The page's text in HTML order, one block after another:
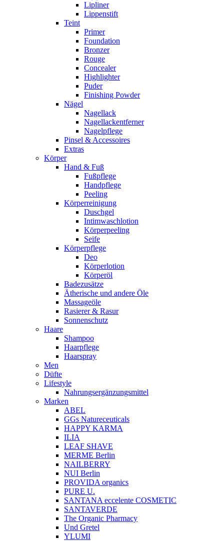
Lipliner
Lippenstift
Teint
Primer
Foundation
Bronzer
Rouge
Concealer
Highlighter
Puder
Finishing Powder
Nägel
Nagellack
Nagellackentferner
Nagelpflege
Pinsel & Accessoires
Extras
Körper
Hand & Fuß
Fußpflege
Handpflege
Peeling
Körperreinigung
Duschgel
Intimwaschlotion
Körperpeeling
Seife
Körperpflege
Deo
Körperlotion
Körperöl
Badezusätze
Ätherische und andere Öle
Massageöle
Rasierer & Rasur
Sonnenschutz
Haare
Shampoo
Haarpflege
Haarspray
Men
Düfte
Lifestyle
Nahrungsergänzungsmittel
Marken
ABEL
GGs Natureceuticals
HAPPY KARMA
ILIA
LEAF SHAVE
MERME Berlin
NAILBERRY
NUI Berlin
PROVIDA organics
PURE U.
SANTANA eccelente COSMETIC
SANTAVERDE
The Organic Pharmacy
Und Gretel
YLUMI